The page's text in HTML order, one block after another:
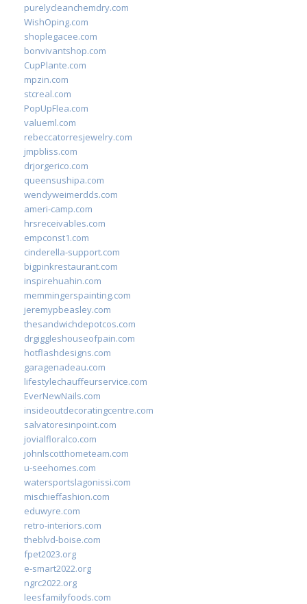
purelycleanchemdry.com
WishOping.com
shoplegacee.com
bonvivantshop.com
CupPlante.com
mpzin.com
stcreal.com
PopUpFlea.com
valueml.com
rebeccatorresjewelry.com
jmpbliss.com
drjorgerico.com
queensushipa.com
wendyweimerdds.com
ameri-camp.com
hrsreceivables.com
empconst1.com
cinderella-support.com
bigpinkrestaurant.com
inspirehuahin.com
memmingerspainting.com
jeremypbeasley.com
thesandwichdepotcos.com
drgiggleshouseofpain.com
hotflashdesigns.com
garagenadeau.com
lifestylechauffeurservice.com
EverNewNails.com
insideoutdecoratingcentre.com
salvatoresinpoint.com
jovialfloralco.com
johnlscotthometeam.com
u-seehomes.com
watersportslagonissi.com
mischieffashion.com
eduwyre.com
retro-interiors.com
theblvd-boise.com
fpet2023.org
e-smart2022.org
ngrc2022.org
leesfamilyfoods.com